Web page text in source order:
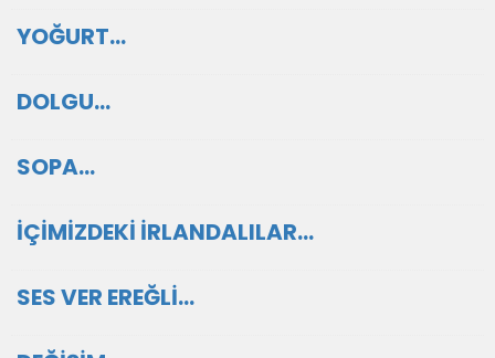
YOĞURT…
DOLGU…
SOPA…
İÇİMİZDEKİ İRLANDALILAR…
SES VER EREĞLİ…